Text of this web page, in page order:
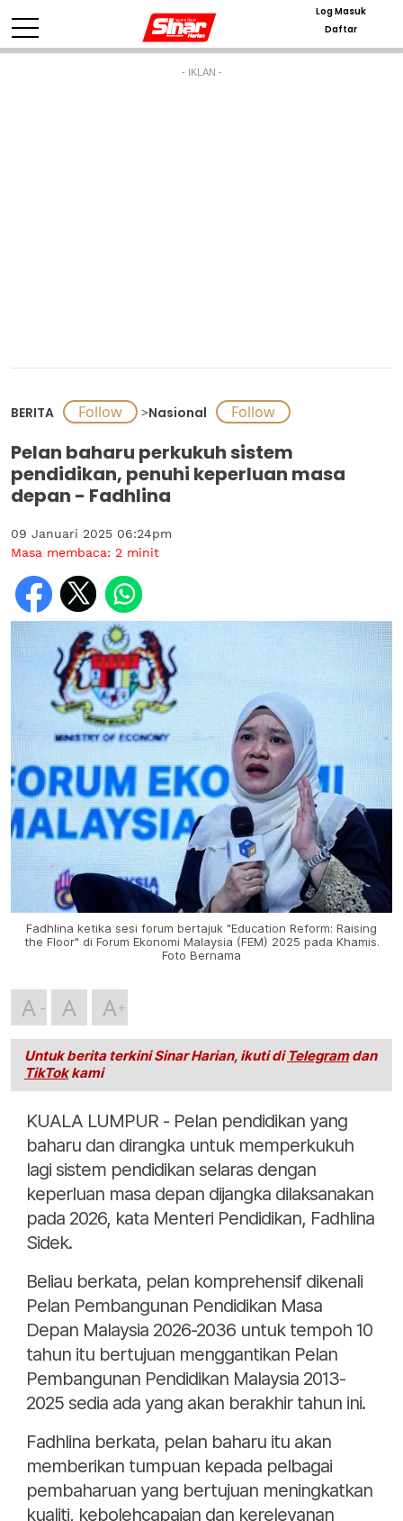
Log Masuk
Daftar
- IKLAN -
BERITA >Nasional
Pelan baharu perkukuh sistem
pendidikan, penuhi keperluan masa
depan - Fadhlina
09 Januari 2025 06:24pm
Masa membaca: 2 minit
Fadhlina ketika sesi forum bertajuk "Education Reform: Raising
the Floor" di Forum Ekonomi Malaysia (FEM) 2025 pada Khamis.
Foto Bernama
A A A
Untuk berita terkini Sinar Harian, ikuti di Telegramdan
TikTokkami
KUALA LUMPUR - Pelan pendidikan yang
baharu dan dirangka untuk memperkukuh
lagi sistem pendidikan selaras dengan
keperluan masa depan dijangka dilaksanakan
pada 2026, kata Menteri Pendidikan, Fadhlina
Sidek.
Beliau berkata, pelan komprehensif dikenali
Pelan Pembangunan Pendidikan Masa
Depan Malaysia 2026-2036 untuk tempoh 10
tahun itu bertujuan menggantikan Pelan
Pembangunan Pendidikan Malaysia 2013-
2025 sedia ada yang akan berakhir tahun ini.
Fadhlina berkata, pelan baharu itu akan
memberikan tumpuan kepada pelbagai
pembaharuan yang bertujuan meningkatkan
kualiti, kebolehcapaian dan kerelevanan